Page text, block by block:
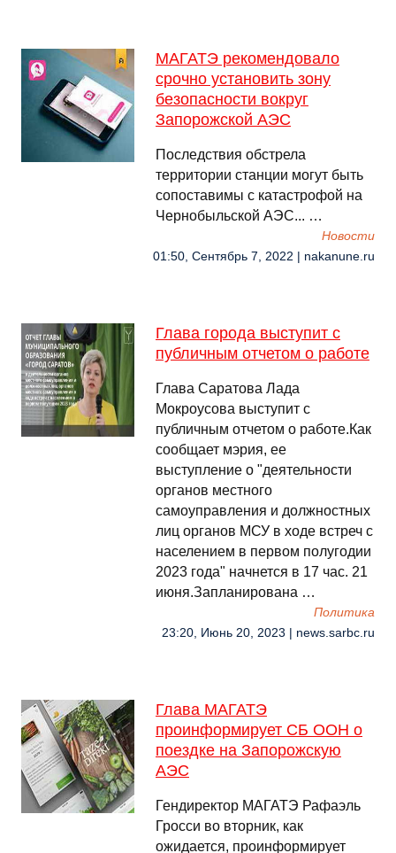
МАГАТЭ рекомендовало
срочно установить зону
безопасности вокруг
Запорожской АЭС
Последствия обстрела
территории станции могут быть
сопоставимы с катастрофой на
Чернобыльской АЭС... …
Новости
01:50, Сентябрь 7, 2022 | nakanune.ru
Глава города выступит с
публичным отчетом о работе
Глава Саратова Лада
Мокроусова выступит с
публичным отчетом о работе.Как
сообщает мэрия, ее
выступление о "деятельности
органов местного
самоуправления и должностных
лиц органов МСУ в ходе встреч с
населением в первом полугодии
2023 года" начнется в 17 час. 21
июня.Запланирована …
Политика
23:20, Июнь 20, 2023 | news.sarbc.ru
Глава МАГАТЭ
проинформирует СБ ООН о
поездке на Запорожскую
АЭС
Гендиректор МАГАТЭ Рафаэль
Гросси во вторник, как
ожидается, проинформирует